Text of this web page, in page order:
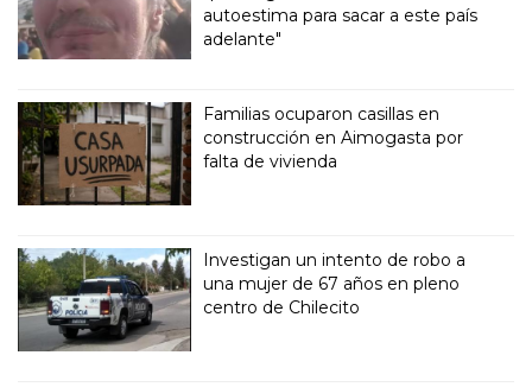
autoestima para sacar a este país
adelante"
Familias ocuparon casillas en
construcción en Aimogasta por
falta de vivienda
Investigan un intento de robo a
una mujer de 67 años en pleno
centro de Chilecito